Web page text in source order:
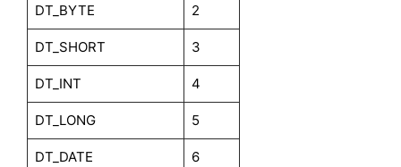
DT_BYTE 2
DT_SHORT 3
DT_INT 4
DT_LONG 5
DT_DATE 6